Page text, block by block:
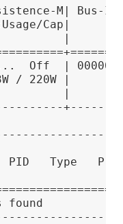
M|
Cap|
|
...  Off  |
/ 220W |
|
Type
found